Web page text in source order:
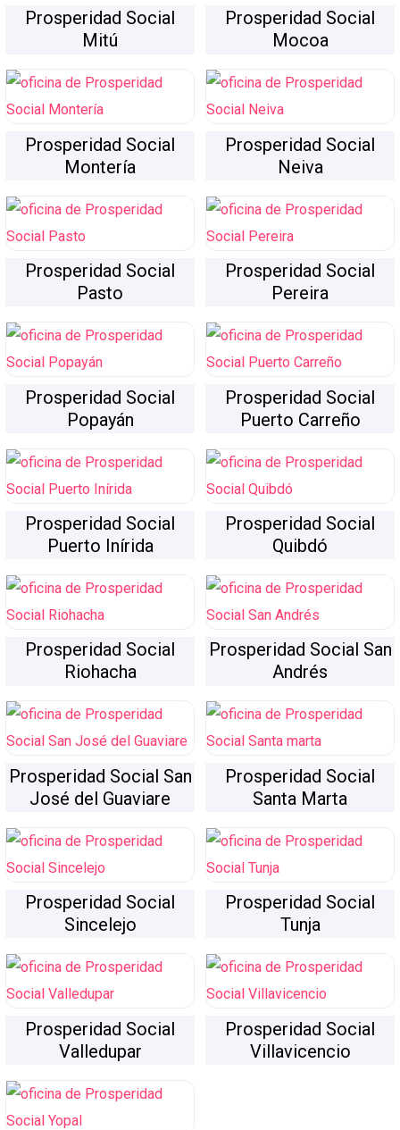
Prosperidad Social
Mitú
Prosperidad Social
Mocoa
Prosperidad Social
Montería
Prosperidad Social
Neiva
Prosperidad Social
Pasto
Prosperidad Social
Pereira
Prosperidad Social
Popayán
Prosperidad Social
Puerto Carreño
Prosperidad Social
Puerto Inírida
Prosperidad Social
Quibdó
Prosperidad Social
Riohacha
Prosperidad Social San
Andrés
Prosperidad Social San
José del Guaviare
Prosperidad Social
Santa Marta
Prosperidad Social
Sincelejo
Prosperidad Social
Tunja
Prosperidad Social
Valledupar
Prosperidad Social
Villavicencio